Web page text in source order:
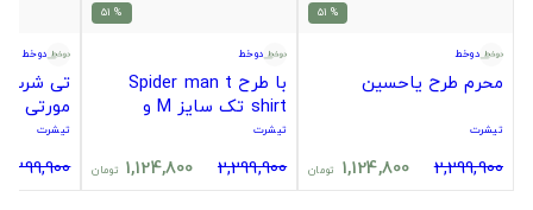
% 51
دوخط
محرم طرح یاحسین
تیشرت
2,299,900
1,124,800 تومان
% 51
دوخط
با طرح Spider man t
shirt تک سایز M و
تیشرت
2,299,900
1,124,800 تومان
دوخط
تی شرت
مورتی
تیشرت
2,299,900